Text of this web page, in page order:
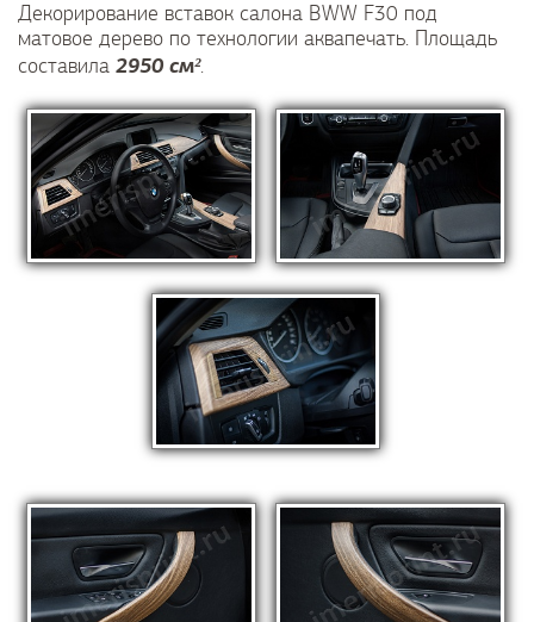
Декорирование вставок салона BWW F30 под
матовое дерево по технологии аквапечать. Площадь
составила 2950 см².